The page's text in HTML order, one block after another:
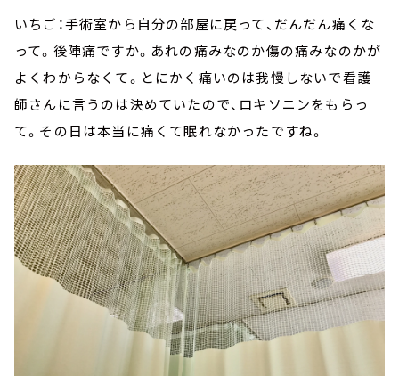
いちご：手術室から自分の部屋に戻って、だんだん痛くな
って。後陣痛ですか。あれの痛みなのか傷の痛みなのかが
よくわからなくて。とにかく痛いのは我慢しないで看護
師さんに言うのは決めていたので、ロキソニンをもらっ
て。その日は本当に痛くて眠れなかったですね。